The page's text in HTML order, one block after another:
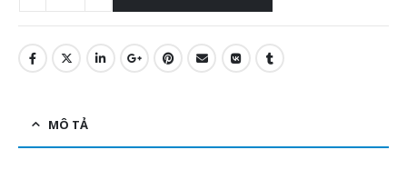
MÔ TẢ